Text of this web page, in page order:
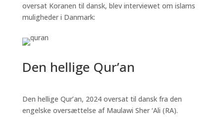
oversat Koranen til dansk, blev interviewet om islams
muligheder i Danmark:
Den hellige Qur’an
Den hellige Qur’an, 2024 oversat til dansk fra den
engelske oversættelse af Maulawi Sher ‘Ali (RA).